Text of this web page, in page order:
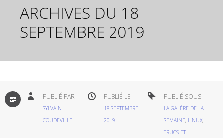
ARCHIVES DU 18
SEPTEMBRE 2019
PAR
DÉFAUT
PUBLIÉ PAR
SYLVAIN
COUDEVILLE
PUBLIÉ LE
18 SEPTEMBRE
2019
PUBLIÉ SOUS
LA GALÈRE DE LA
SEMAINE, LINUX,
TRUCS ET